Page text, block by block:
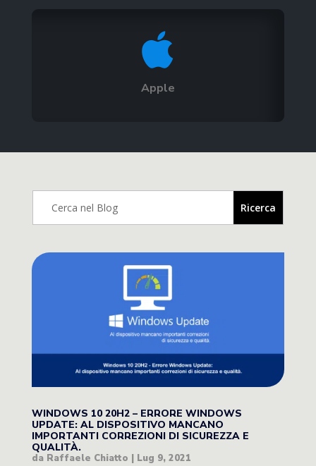

Apple
WINDOWS 10 20H2 – ERRORE WINDOWS
UPDATE: AL DISPOSITIVO MANCANO
IMPORTANTI CORREZIONI DI SICUREZZA E
QUALITÀ.
da Raffaele Chiatto Lug 9, 2021